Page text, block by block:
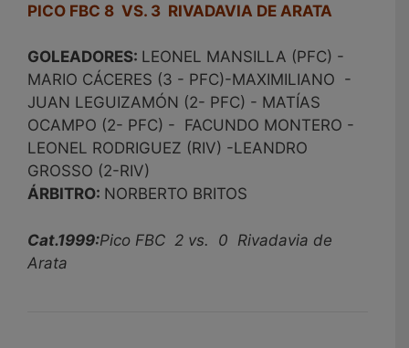
PICO FBC 8 VS. 3 RIVADAVIA DE ARATA
GOLEADORES: LEONEL MANSILLA (PFC) -
MARIO CÁCERES (3 - PFC)-MAXIMILIANO -
JUAN LEGUIZAMÓN (2- PFC) - MATÍAS
OCAMPO (2- PFC) - FACUNDO MONTERO -
LEONEL RODRIGUEZ (RIV) -LEANDRO
GROSSO (2-RIV)
ÁRBITRO: NORBERTO BRITOS
Cat.1999:Pico FBC 2 vs. 0 Rivadavia de
Arata